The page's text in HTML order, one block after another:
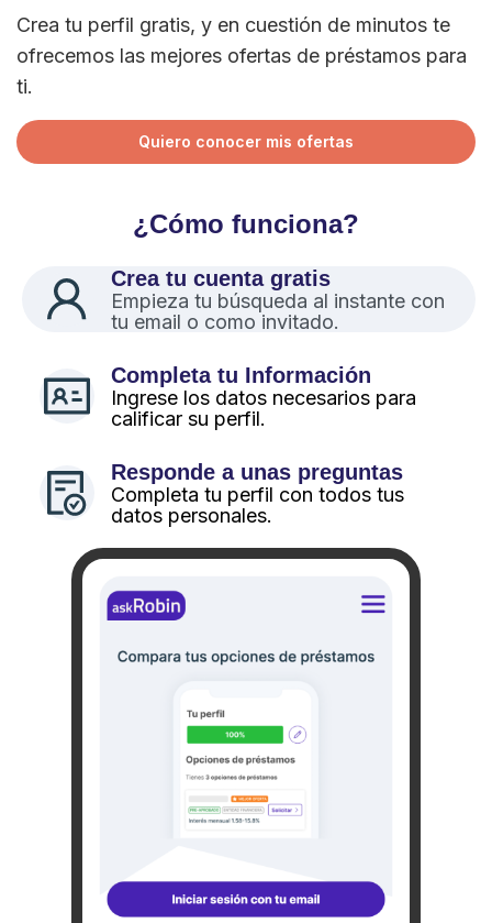
Crea tu perfil gratis, y en cuestión de minutos te
ofrecemos las mejores ofertas de préstamos para
ti.
Quiero conocer mis ofertas
¿Cómo funciona?
Crea tu cuenta gratis
Empieza tu búsqueda al instante con
tu email o como invitado.
Completa tu Información
Ingrese los datos necesarios para
calificar su perfil.
Responde a unas preguntas
Completa tu perfil con todos tus
datos personales.